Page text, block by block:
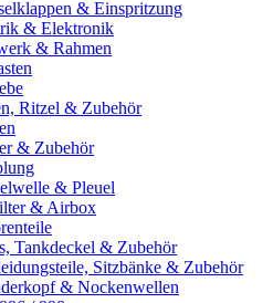
& Einspritzung
& Elektronik
& Rahmen
Ritzel & Zubehör
& Zubehör
& Pleuel
& Airbox
Tankdeckel & Zubehör
Sitzbänke & Zubehör
& Nockenwellen